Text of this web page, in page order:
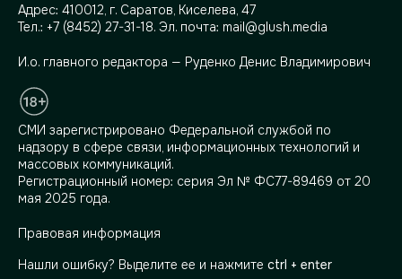
Адрес: 410012, г. Саратов, Киселева, 47
Тел.: +7 (8452) 27-31-18. Эл. почта: mail@glush.media
И.о. главного редактора — Руденко Денис Владимирович
СМИ зарегистрировано Федеральной службой по
надзору в сфере связи, информационных технологий и
массовых коммуникаций.
Регистрационный номер: серия Эл № ФС77-89469 от 20
мая 2025 года.
Правовая информация
Нашли ошибку? Выделите ее и нажмите ctrl + enter